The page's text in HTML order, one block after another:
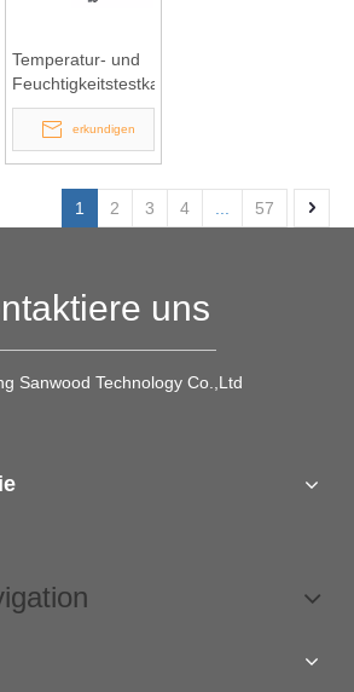
Temperatur- und
Feuchtigkeitstestkammer
erkundigen
1 2 3 4 57
uns
Sanwood Technology Co.,Ltd